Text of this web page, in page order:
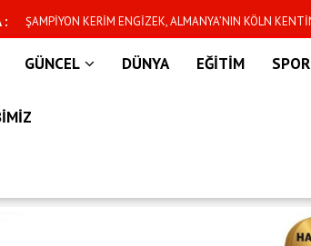
: ŞAMPİYON KERİM ENGİZEK, ALMANYA’NIN KÖLN
İÇİN CUMARTESİ GÜNÜ KAFESE ÇIKIYOR
GÜNCEL DÜNYA EĞİTİM SPOR